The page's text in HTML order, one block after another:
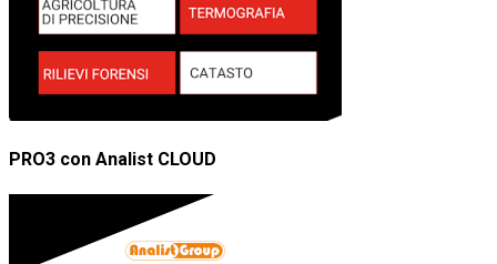
PRO3 con Analist CLOUD